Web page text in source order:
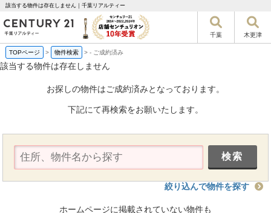
該当する物件は存在しません｜千葉リアルティー
千葉 木更津
TOPページ > 物件検索 >- ご成約済み
該当する物件は存在しません
お探しの物件はご成約済みとなっております。
下記にて再検索をお願いたします。
絞り込んで物件を探す
ホームページに掲載されていない物件も